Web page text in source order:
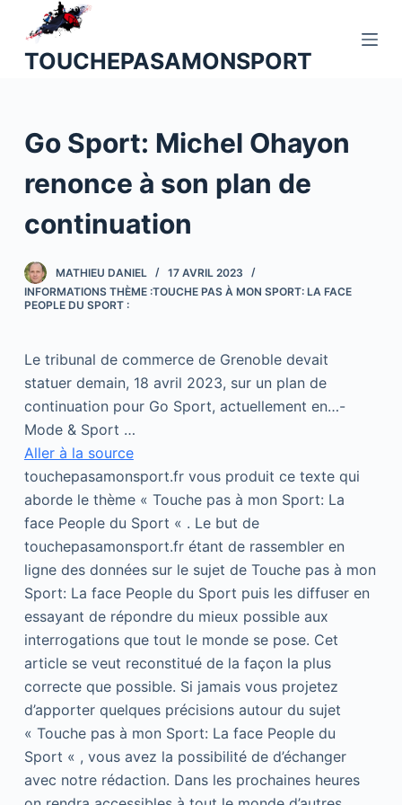
u
o
e
TOUCHEPASAMONSPORT
Go Sport: Michel Ohayon
renonce à son plan de
continuation
MATHIEU DANIEL
17 AVRIL 2023
INFORMATIONS THÈME :TOUCHE PAS À MON SPORT: LA FACE
PEOPLE DU SPORT :
Le tribunal de commerce de Grenoble devait
statuer demain, 18 avril 2023, sur un plan de
continuation pour Go Sport, actuellement en…-
Mode & Sport …
Aller à la source
touchepasamonsport.fr vous produit ce texte qui
aborde le thème « Touche pas à mon Sport: La
face People du Sport « . Le but de
touchepasamonsport.fr étant de rassembler en
ligne des données sur le sujet de Touche pas à mon
Sport: La face People du Sport puis les diffuser en
essayant de répondre du mieux possible aux
interrogations que tout le monde se pose. Cet
article se veut reconstitué de la façon la plus
correcte que possible. Si jamais vous projetez
d’apporter quelques précisions autour du sujet
« Touche pas à mon Sport: La face People du
Sport « , vous avez la possibilité de d’échanger
avec notre rédaction. Dans les prochaines heures